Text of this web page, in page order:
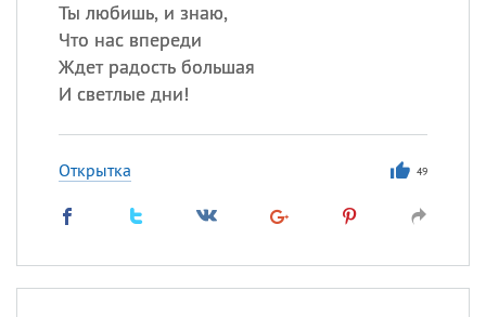
Ты любишь, и знаю,
Что нас впереди
Ждет радость большая
И светлые дни!
Открытка 49
Посмотреть значение